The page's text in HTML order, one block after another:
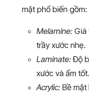
mặt phổ biến gồm:
Melamine: Giá
trầy xước nhẹ.
Laminate:Độ
xước và ẩm tốt.
Acrylic: Bề